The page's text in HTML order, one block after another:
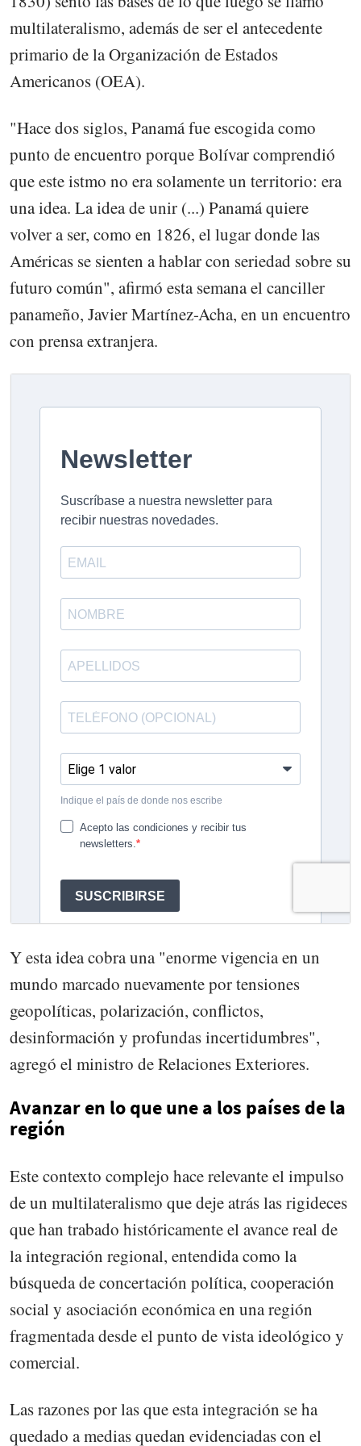
multilateralismo, además de ser el antecedente
primario de la Organización de Estados
Americanos (OEA).
"Hace dos siglos, Panamá fue escogida como
punto de encuentro porque Bolívar comprendió
que este istmo no era solamente un territorio: era
una idea. La idea de unir (...) Panamá quiere
volver a ser, como en 1826, el lugar donde las
Américas se sienten a hablar con seriedad sobre su
futuro común", afirmó esta semana el canciller
panameño, Javier Martínez-Acha, en un encuentro
con prensa extranjera.
Y esta idea cobra una "enorme vigencia en un
mundo marcado nuevamente por tensiones
geopolíticas, polarización, conflictos,
desinformación y profundas incertidumbres",
agregó el ministro de Relaciones Exteriores.
Avanzar en lo que une a los países de la
región
Este contexto complejo hace relevante el impulso
de un multilateralismo que deje atrás las rigideces
que han trabado históricamente el avance real de
la integración regional, entendida como la
búsqueda de concertación política, cooperación
social y asociación económica en una región
fragmentada desde el punto de vista ideológico y
comercial.
Las razones por las que esta integración se ha
quedado a medias quedan evidenciadas con el